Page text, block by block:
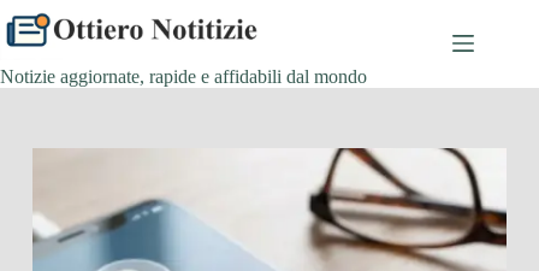
al
contenuto
Notizie aggiornate, rapide e affidabili dal mondo